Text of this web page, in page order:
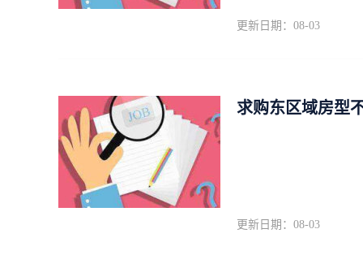
更新日期：08-03
求购东区域房型
更新日期：08-03